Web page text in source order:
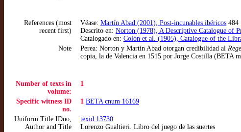
References (most
recent first)
Véase: Martín Abad (2001), Post-incunables ibéricos 484
Descrito en: Norton (1978), A Descriptive Catalogue of
Catalogado en: Colón et al. (1905), Catalogue of the
Note
Perea: Norton y Martín Abad otorgan credibilidad al
copia, la de Valencia en 1515 por Jorge Costilla (BETA
Number of texts in
volume:
1
Specific witness ID
no.
1 BETA cnum 16169
Uniform Title IDno,
Author and Title
texid 13730
Lorenzo Gualtieri. Libro del juego de las suertes